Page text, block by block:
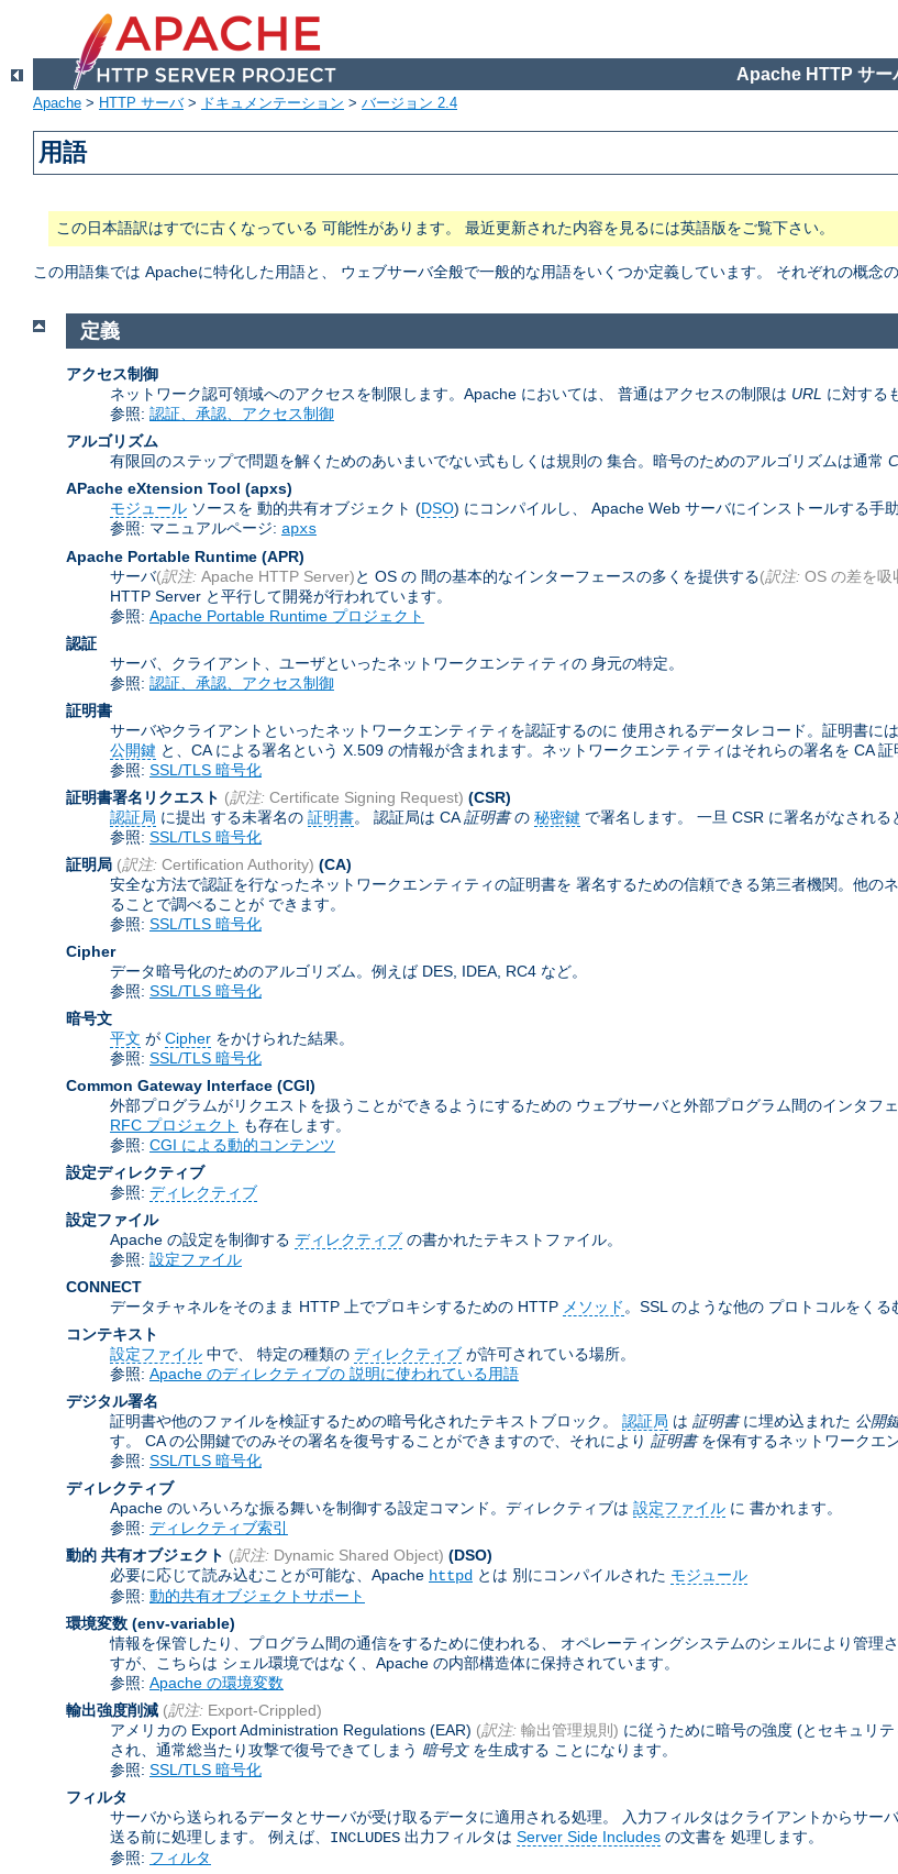
Apache HTTP サー
Apache > HTTP サーバ> ドキュメンテーション > バージョン 2.4
用語
この日本語訳はすでに古くなっている 可能性があります。 最近更新された内容を見るには英語版をご覧下さい。
この用語集では Apacheに特化した用語と、 ウェブサーバ全般で一般的な用語をいくつか定義しています。 それぞれの概念
定義
アクセス制御
ネットワーク認可領域へのアクセスを制限します。Apache においては、 普通はアクセスの制限は URL に対する
参照: 認証、承認、アクセス制御
アルゴリズム
有限回のステップで問題を解くためのあいまいでない式もしくは規則の 集合。暗号のためのアルゴリズムは通常
APache eXtension Tool (apxs)
モジュール ソースを 動的共有オブジェクト (DSO) にコンパイルし、 Apache Web サーバにインストールする手
参照: マニュアルページ: apxs
Apache Portable Runtime (APR)
サーバ(訳注: Apache HTTP Server)と OS の 間の基本的なインターフェースの多くを提供する(訳注: OS の差を吸
HTTP Server と平行して開発が行われています。
参照: Apache Portable Runtime プロジェクト
認証
サーバ、クライアント、ユーザといったネットワークエンティティの 身元の特定。
参照: 認証、承認、アクセス制御
証明書
サーバやクライアントといったネットワークエンティティを認証するのに 使用されるデータレコード。証明書に
公開鍵 と、CA による署名という X.509 の情報が含まれます。ネットワークエンティティはそれらの署名を CA 証
参照: SSL/TLS 暗号化
証明書署名リクエスト (訳注: Certificate Signing Request) (CSR)
認証局 に提出 する未署名の 証明書。 認証局は CA証明書の 秘密鍵 で署名します。 一旦 CSR に署名がなされる
参照: SSL/TLS 暗号化
証明局 (訳注: Certification Authority) (CA)
安全な方法で認証を行なったネットワークエンティティの証明書を 署名するための信頼できる第三者機関。他
ることで調べることが できます。
参照: SSL/TLS 暗号化
Cipher
データ暗号化のためのアルゴリズム。例えば DES, IDEA, RC4 など。
参照: SSL/TLS 暗号化
暗号文
平文 が Cipher をかけられた結果。
参照: SSL/TLS 暗号化
Common Gateway Interface (CGI)
外部プログラムがリクエストを扱うことができるようにするための ウェブサーバと外部プログラム間のインタフ
RFC プロジェクト も存在します。
参照: CGI による動的コンテンツ
設定ディレクティブ
参照: ディレクティブ
設定ファイル
Apache の設定を制御する ディレクティブ の書かれたテキストファイル。
参照: 設定ファイル
CONNECT
データチャネルをそのまま HTTP 上でプロキシするための HTTP メソッド 。SSL のような他の プロトコルをくる
コンテキスト
設定ファイル 中で、 特定の種類の ディレクティブ が許可されている場所。
参照: Apache のディレクティブの 説明に使われている用語
デジタル署名
証明書や他のファイルを検証するための暗号化されたテキストブロック。 認証局 は 証明書に埋め込まれた 公開
す。 CA の公開鍵でのみその署名を復号することができますので、それにより 証明書を保有するネットワークエ
参照: SSL/TLS 暗号化
ディレクティブ
Apache のいろいろな振る舞いを制御する設定コマンド。ディレクティブは 設定ファイル に 書かれます。
参照: ディレクティブ索引
動的 共有オブジェクト (訳注: Dynamic Shared Object) (DSO)
必要に応じて読み込むことが可能な、Apache httpd とは 別にコンパイルされた モジュール
参照: 動的共有オブジェクトサポート
環境変数 (env-variable)
情報を保管したり、プログラム間の通信をするために使われる、 オペレーティングシステムのシェルにより管
すが、こちらは シェル環境ではなく、Apache の内部構造体に保持されています。
参照: Apache の環境変数
輸出強度削減 (訳注: Export-Crippled)
アメリカの Export Administration Regulations (EAR) (訳注: 輸出管理規則) に従うために暗号の強度 (とセキュリ
され、通常総当たり攻撃で復号できてしまう 暗号文を生成する ことになります。
参照: SSL/TLS 暗号化
フィルタ
サーバから送られるデータとサーバが受け取るデータに適用される処理。 入力フィルタはクライアントからサ
送る前に処理します。 例えば、 INCLUDES 出力フィルタは Server Side Includes の文書を 処理します。
参照: フィルタ